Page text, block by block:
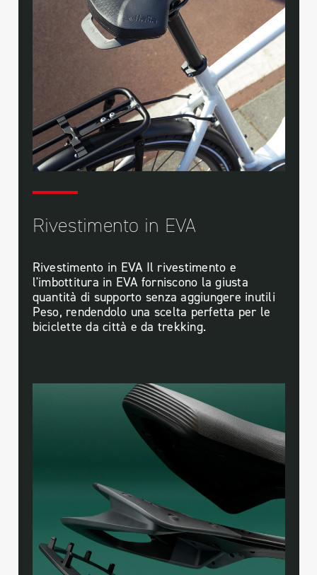
Rivestimento in EVA
Rivestimento in EVA Il rivestimento e
l'imbottitura in EVA forniscono la giusta
quantità di supporto senza aggiungere inutili
Peso, rendendolo una scelta perfetta per le
biciclette da città e da trekking.